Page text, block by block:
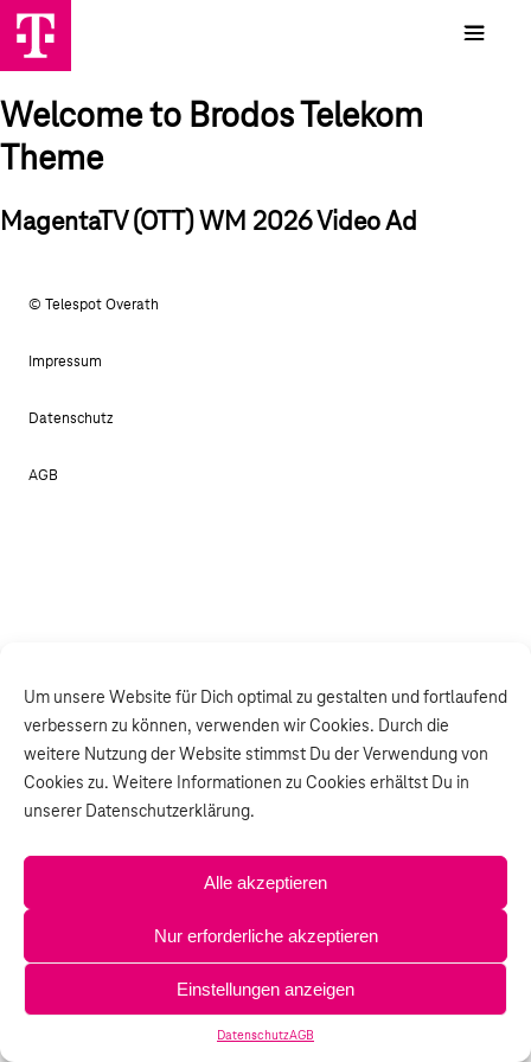
Um unsere Website für Dich optimal zu gestalten und fortlaufend
verbessern zu können, verwenden wir Cookies. Durch die
weitere Nutzung der Website stimmst Du der Verwendung von
Cookies zu. Weitere Informationen zu Cookies erhältst Du in
unserer Datenschutzerklärung.
Alle akzeptieren
Nur erforderliche akzeptieren
Einstellungen anzeigen
DatenschutzAGB
Welcome to Brodos Telekom
Theme
MagentaTV (OTT) WM 2026 Video Ad
© Telespot Overath
Impressum
Datenschutz
AGB